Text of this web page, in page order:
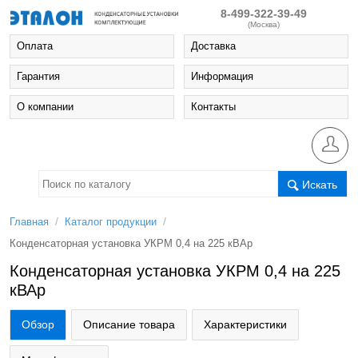
8-499-322-39-49
(Москва)
Оплата Доставка
Гарантия Информация
О компании Контакты
Искать
Главная / Каталог продукции /
Конденсаторная установка УКРМ 0,4 на 225 кВАр
Конденсаторная установка УКРМ 0,4 на 225
кВАр
Обзор Описание товара Характеристики